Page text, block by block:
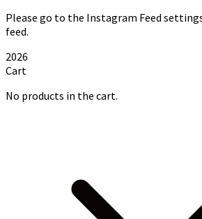
Please go to the Instagram Feed
feed.
2026
Cart
No products in the cart.